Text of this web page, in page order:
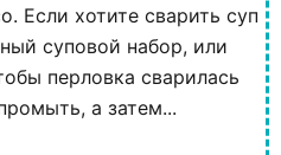
Если хотите сварить суп
суповой набор, или
перловка сварилась
а затем...